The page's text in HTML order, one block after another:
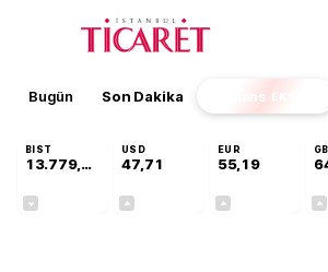
Bugün Son Dakika Finans EKSTRA
BIST
13.779,39
USD
47,71
EUR
55,19